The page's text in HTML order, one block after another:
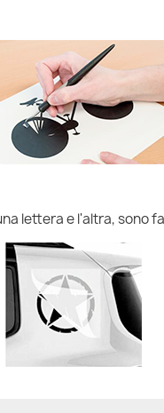
lettera e l'altra, sono